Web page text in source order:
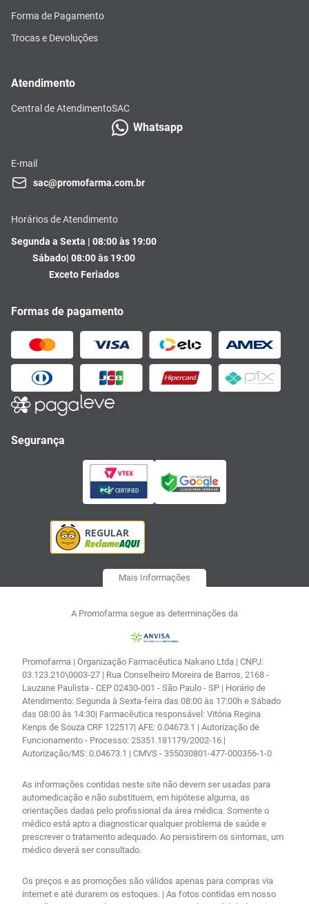
Forma de Pagamento
Trocas e Devoluções
Atendimento
Central de AtendimentoSAC
Whatsapp
E-mail
sac@promofarma.com.br
Horários de Atendimento
Segunda a Sexta | 08:00 às 19:00
Sábado| 08:00 às 19:00
Exceto Feriados
Formas de pagamento
Segurança
Mais Informações
A Promofarma segue as determinações da
Promofarma | Organização Farmacêutica Nakano Ltda | CNPJ:
03.123.210\0003-27 | Rua Conselheiro Moreira de Barros, 2168 -
Lauzane Paulista - CEP 02430-001 - São Paulo - SP | Horário de
Atendimento: Segunda à Sexta-feira das 08:00 às 17:00h e Sábado
das 08:00 às 14:30| Farmacêutica responsável: Vitória Regina
Kenps de Souza CRF 122517| AFE: 0.04673.1 | Autorização de
Funcionamento - Processo: 25351.181179/2002-16 |
Autorização/MS: 0.04673.1 | CMVS - 355030801-477-000356-1-0
As informações contidas neste site não devem ser usadas para
automedicação e não substituem, em hipótese alguma, as
orientações dadas pelo profissional da área médica. Somente o
médico está apto a diagnosticar qualquer problema de saúde e
prescrever o tratamento adequado. Ao persistirem os sintomas, um
médico deverá ser consultado.
Os preços e as promoções são válidos apenas para compras via
internet e até durarem os estoques. | As fotos contidas em nosso